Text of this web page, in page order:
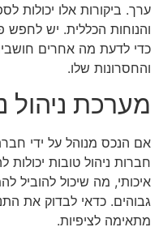
ערך. ביקורות אלו יכולות
כדי לדעת מה אחרים
והחסרונות שלו.
מערכת ניהול
אם הנכס מנוהל על ידי
חברות ניהול טובות
איכותי, מה שיכול להוביל
גבוהים. כדאי לבדוק את
מתאימה לציפיות.